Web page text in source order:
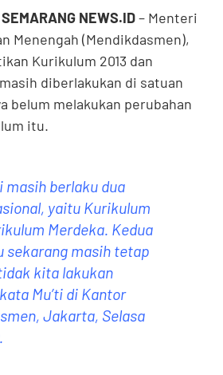
NEWS.ID– Menteri
Menengah (Mendikdasmen),
Kurikulum 2013 dan
diberlakukan di satuan
belum melakukan perubahan
itu.
masih berlaku dua
yaitu Kurikulum
Merdeka. Kedua
sekarang masih tetap
kita lakukan
Mu’ti di Kantor
Jakarta, Selasa